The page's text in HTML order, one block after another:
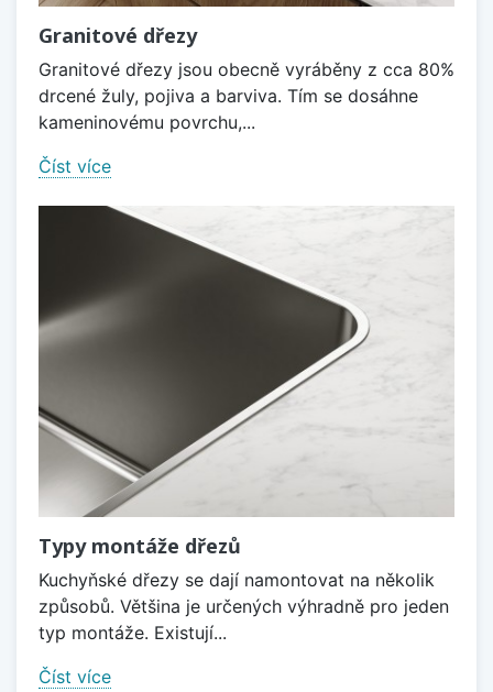
Granitové dřezy
Granitové dřezy jsou obecně vyráběny z cca 80%
drcené žuly, pojiva a barviva. Tím se dosáhne
kameninovému povrchu,...
Číst více
Typy montáže dřezů
Kuchyňské dřezy se dají namontovat na několik
způsobů. Většina je určených výhradně pro jeden
typ montáže. Existují...
Číst více